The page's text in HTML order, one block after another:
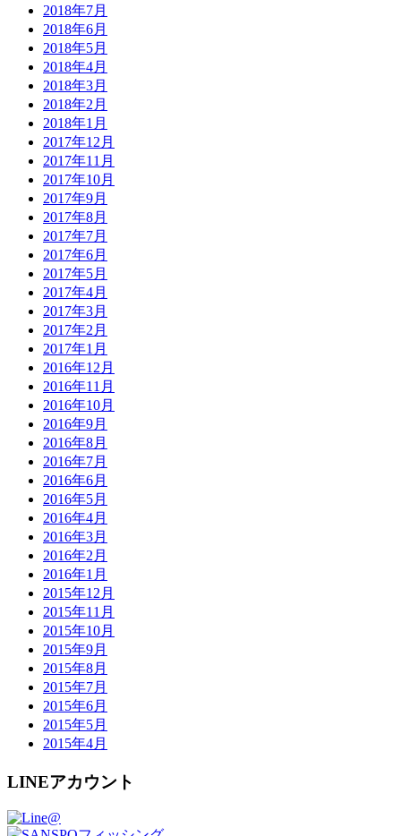
2018年7月
2018年6月
2018年5月
2018年4月
2018年3月
2018年2月
2018年1月
2017年12月
2017年11月
2017年10月
2017年9月
2017年8月
2017年7月
2017年6月
2017年5月
2017年4月
2017年3月
2017年2月
2017年1月
2016年12月
2016年11月
2016年10月
2016年9月
2016年8月
2016年7月
2016年6月
2016年5月
2016年4月
2016年3月
2016年2月
2016年1月
2015年12月
2015年11月
2015年10月
2015年9月
2015年8月
2015年7月
2015年6月
2015年5月
2015年4月
LINEアカウント